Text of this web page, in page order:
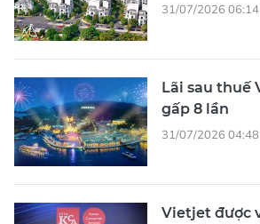
31/07/2026 06:14
Lãi sau thuế
gấp 8 lần
31/07/2026 04:48
Vietjet được